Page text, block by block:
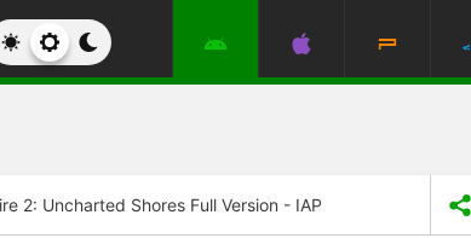
2: Uncharted Shores Full Version - IAP